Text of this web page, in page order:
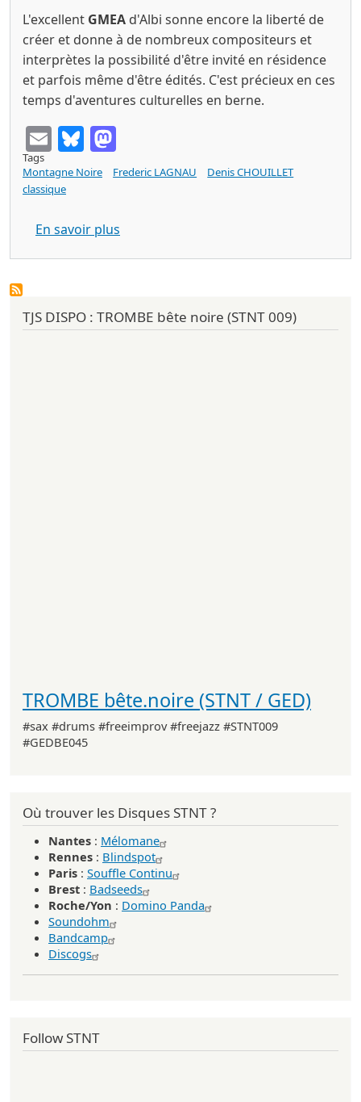
L'excellent GMEA d'Albi sonne encore la liberté de
créer et donne à de nombreux compositeurs et
interprètes la possibilité d'être invité en résidence
et parfois même d'être édités. C'est précieux en ces
temps d'aventures culturelles en berne.
EmailBluesky
Tags
Montagne Noire
Frederic LAGNAU
Denis CHOUILLET
classique
En savoir plus
TJS DISPO : TROMBE bête noire (STNT 009)
TROMBE bête.noire (STNT / GED)
#sax #drums #freeimprov #freejazz #STNT009
#GEDBE045
Où trouver les Disques STNT ?
Nantes : Mélomane
Rennes : Blindspot
Paris : Souffle Continu
Brest : Badseeds
Roche/Yon : Domino Panda
Soundohm
Bandcamp
Discogs
Follow STNT